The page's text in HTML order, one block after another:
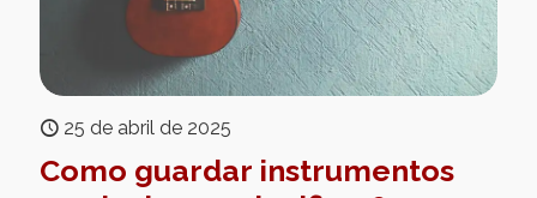
25 de abril de 2025
Como guardar instrumentos